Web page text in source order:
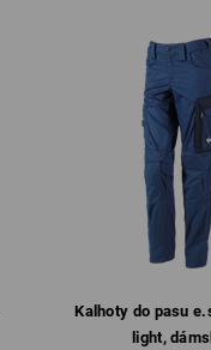
Kalhoty do pasu
light,